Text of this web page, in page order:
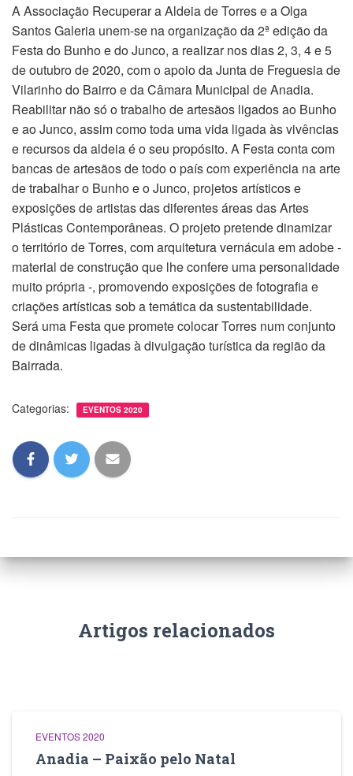
A Associação Recuperar a Aldeia de Torres e a Olga
Santos Galeria unem-se na organização da 2ª edição da
Festa do Bunho e do Junco, a realizar nos dias 2, 3, 4 e 5
de outubro de 2020, com o apoio da Junta de Freguesia de
Vilarinho do Bairro e da Câmara Municipal de Anadia.
Reabilitar não só o trabalho de artesãos ligados ao Bunho
e ao Junco, assim como toda uma vida ligada às vivências
e recursos da aldeia é o seu propósito. A Festa conta com
bancas de artesãos de todo o país com experiência na arte
de trabalhar o Bunho e o Junco, projetos artísticos e
exposições de artistas das diferentes áreas das Artes
Plásticas Contemporâneas. O projeto pretende dinamizar
o território de Torres, com arquitetura vernácula em adobe -
material de construção que lhe confere uma personalidade
muito própria -, promovendo exposições de fotografia e
criações artísticas sob a temática da sustentabilidade.
Será uma Festa que promete colocar Torres num conjunto
de dinâmicas ligadas à divulgação turística da região da
Bairrada.
Categorias: EVENTOS 2020
Artigos relacionados
EVENTOS 2020
Anadia – Paixão pelo Natal